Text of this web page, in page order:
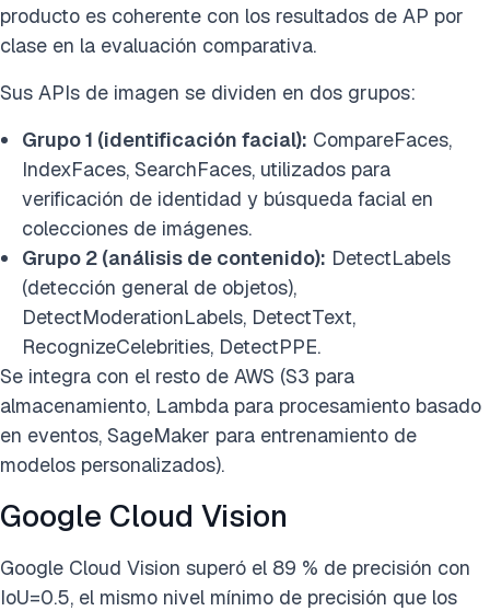
producto es coherente con los resultados de AP por
clase en la evaluación comparativa.
Sus APIs de imagen se dividen en dos grupos:
Grupo 1 (identificación facial): CompareFaces,
IndexFaces, SearchFaces, utilizados para
verificación de identidad y búsqueda facial en
colecciones de imágenes.
Grupo 2 (análisis de contenido): DetectLabels
(detección general de objetos),
DetectModerationLabels, DetectText,
RecognizeCelebrities, DetectPPE.
Se integra con el resto de AWS (S3 para
almacenamiento, Lambda para procesamiento basado
en eventos, SageMaker para entrenamiento de
modelos personalizados).
Google Cloud Vision
Google Cloud Vision superó el 89 % de precisión con
IoU=0.5, el mismo nivel mínimo de precisión que los